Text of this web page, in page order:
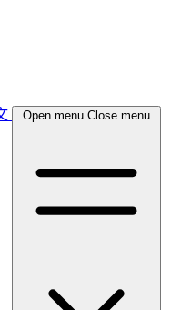
Open menu Close menu